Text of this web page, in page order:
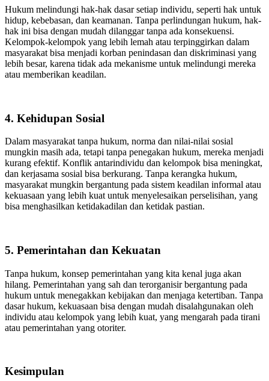
Hukum melindungi hak-hak dasar setiap individu, seperti hak untuk
hidup, kebebasan, dan keamanan. Tanpa perlindungan hukum, hak-
hak ini bisa dengan mudah dilanggar tanpa ada konsekuensi.
Kelompok-kelompok yang lebih lemah atau terpinggirkan dalam
masyarakat bisa menjadi korban penindasan dan diskriminasi yang
lebih besar, karena tidak ada mekanisme untuk melindungi mereka
atau memberikan keadilan.
4. Kehidupan Sosial
Dalam masyarakat tanpa hukum, norma dan nilai-nilai sosial
mungkin masih ada, tetapi tanpa penegakan hukum, mereka menjadi
kurang efektif. Konflik antarindividu dan kelompok bisa meningkat,
dan kerjasama sosial bisa berkurang. Tanpa kerangka hukum,
masyarakat mungkin bergantung pada sistem keadilan informal atau
kekuasaan yang lebih kuat untuk menyelesaikan perselisihan, yang
bisa menghasilkan ketidakadilan dan ketidak pastian.
5. Pemerintahan dan Kekuatan
Tanpa hukum, konsep pemerintahan yang kita kenal juga akan
hilang. Pemerintahan yang sah dan terorganisir bergantung pada
hukum untuk menegakkan kebijakan dan menjaga ketertiban. Tanpa
dasar hukum, kekuasaan bisa dengan mudah disalahgunakan oleh
individu atau kelompok yang lebih kuat, yang mengarah pada tirani
atau pemerintahan yang otoriter.
Kesimpulan